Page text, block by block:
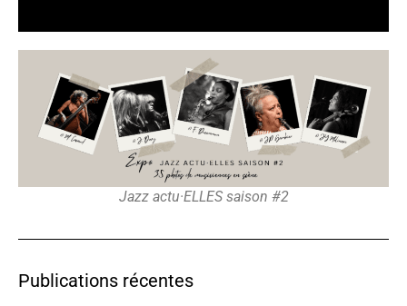
Jazz actu·ELLES saison #2
Publications récentes